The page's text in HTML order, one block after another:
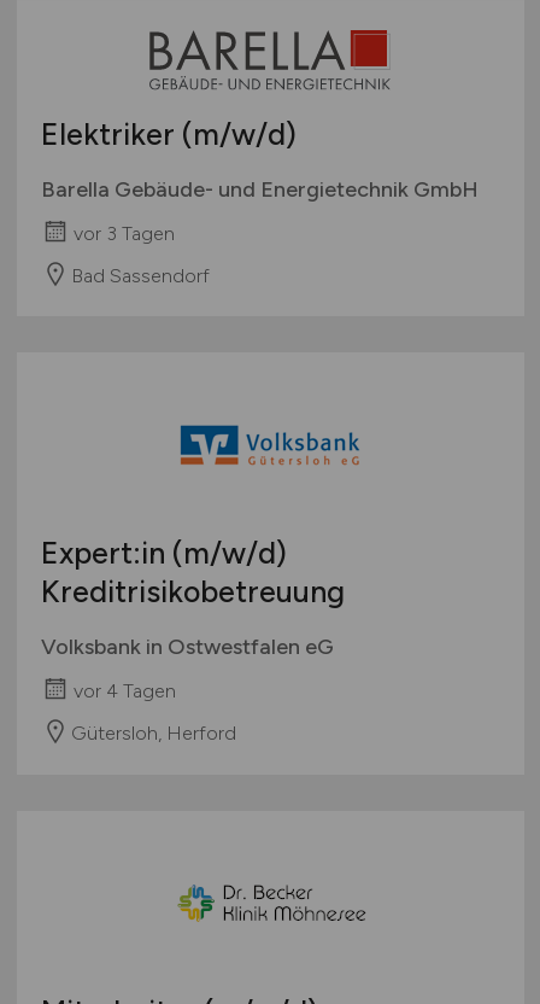
Elektriker (m/w/d)
Barella Gebäude- und Energietechnik GmbH
vor 3 Tagen
Bad Sassendorf
Expert:in (m/w/d)
Kreditrisikobetreuung
Volksbank in Ostwestfalen eG
vor 4 Tagen
Gütersloh, Herford